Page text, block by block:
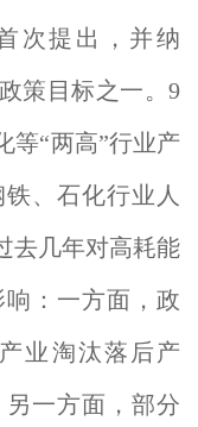
次提出，并纳
策目标之一。9
等“两高”行业产
、石化行业人
去几年对高耗能
：一方面，政
业淘汰落后产
一方面，部分